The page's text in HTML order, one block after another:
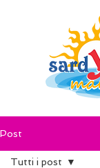
Post
Tutti i post